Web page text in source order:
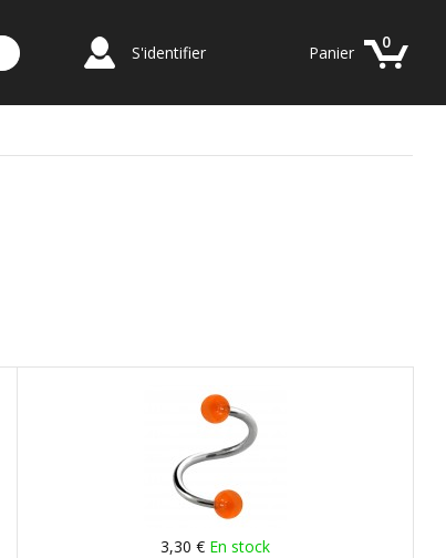
S'identifier
0
Panier
3,30 € En stock